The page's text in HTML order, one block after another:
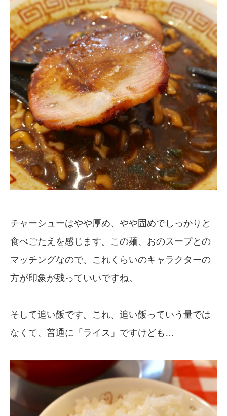
チャーシューはやや厚め、やや固めでしっかりと
食べごたえを感じます。この麺、おのスープとの
マッチングなので、これくらいのキャラクターの
方が印象が残っていいですね。
そして追い飯です。これ、追い飯っていう量では
なくて、普通に「ライス」ですけども…